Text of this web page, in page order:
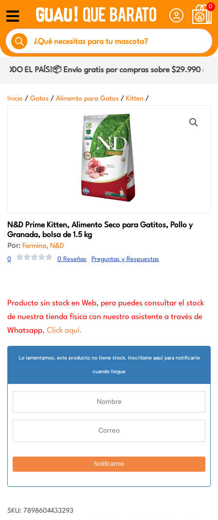
contenido
0
Búsqueda
de
productos
EL PAÍS!📦 Envío gratis por compras sobre $29.990
Inicio / Gatos / Alimento para Gatos / Kitten /
N&D Prime Kitten, Alimento Seco para Gatitos, Pollo y
Granada, bolsa de 1.5 kg
Por: Farmina, N&D
0 0 Reseñas Preguntas y Respuestas
Producto sin stock en Web, pero puedes consultar el stock
de nuestra tienda física con nuestro asistente a través de
Whatsapp. Click aquí.
Lo lamentamos, este producto no tiene stock. Inscribete aquí para notificarte
cuando llegue
SKU: 7898604433293